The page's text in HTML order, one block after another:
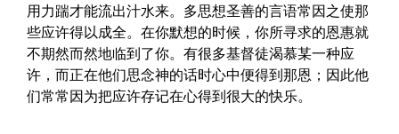
用力踹才能流出汁水来。多思想圣善的言语常因之使那
些应许得以成全。在你默想的时候，你所寻求的恩惠就
不期然而然地临到了你。有很多基督徒渴慕某一种应
许，而正在他们思念神的话时心中便得到那恩；因此他
们常常因为把应许存记在心得到很大的快乐。